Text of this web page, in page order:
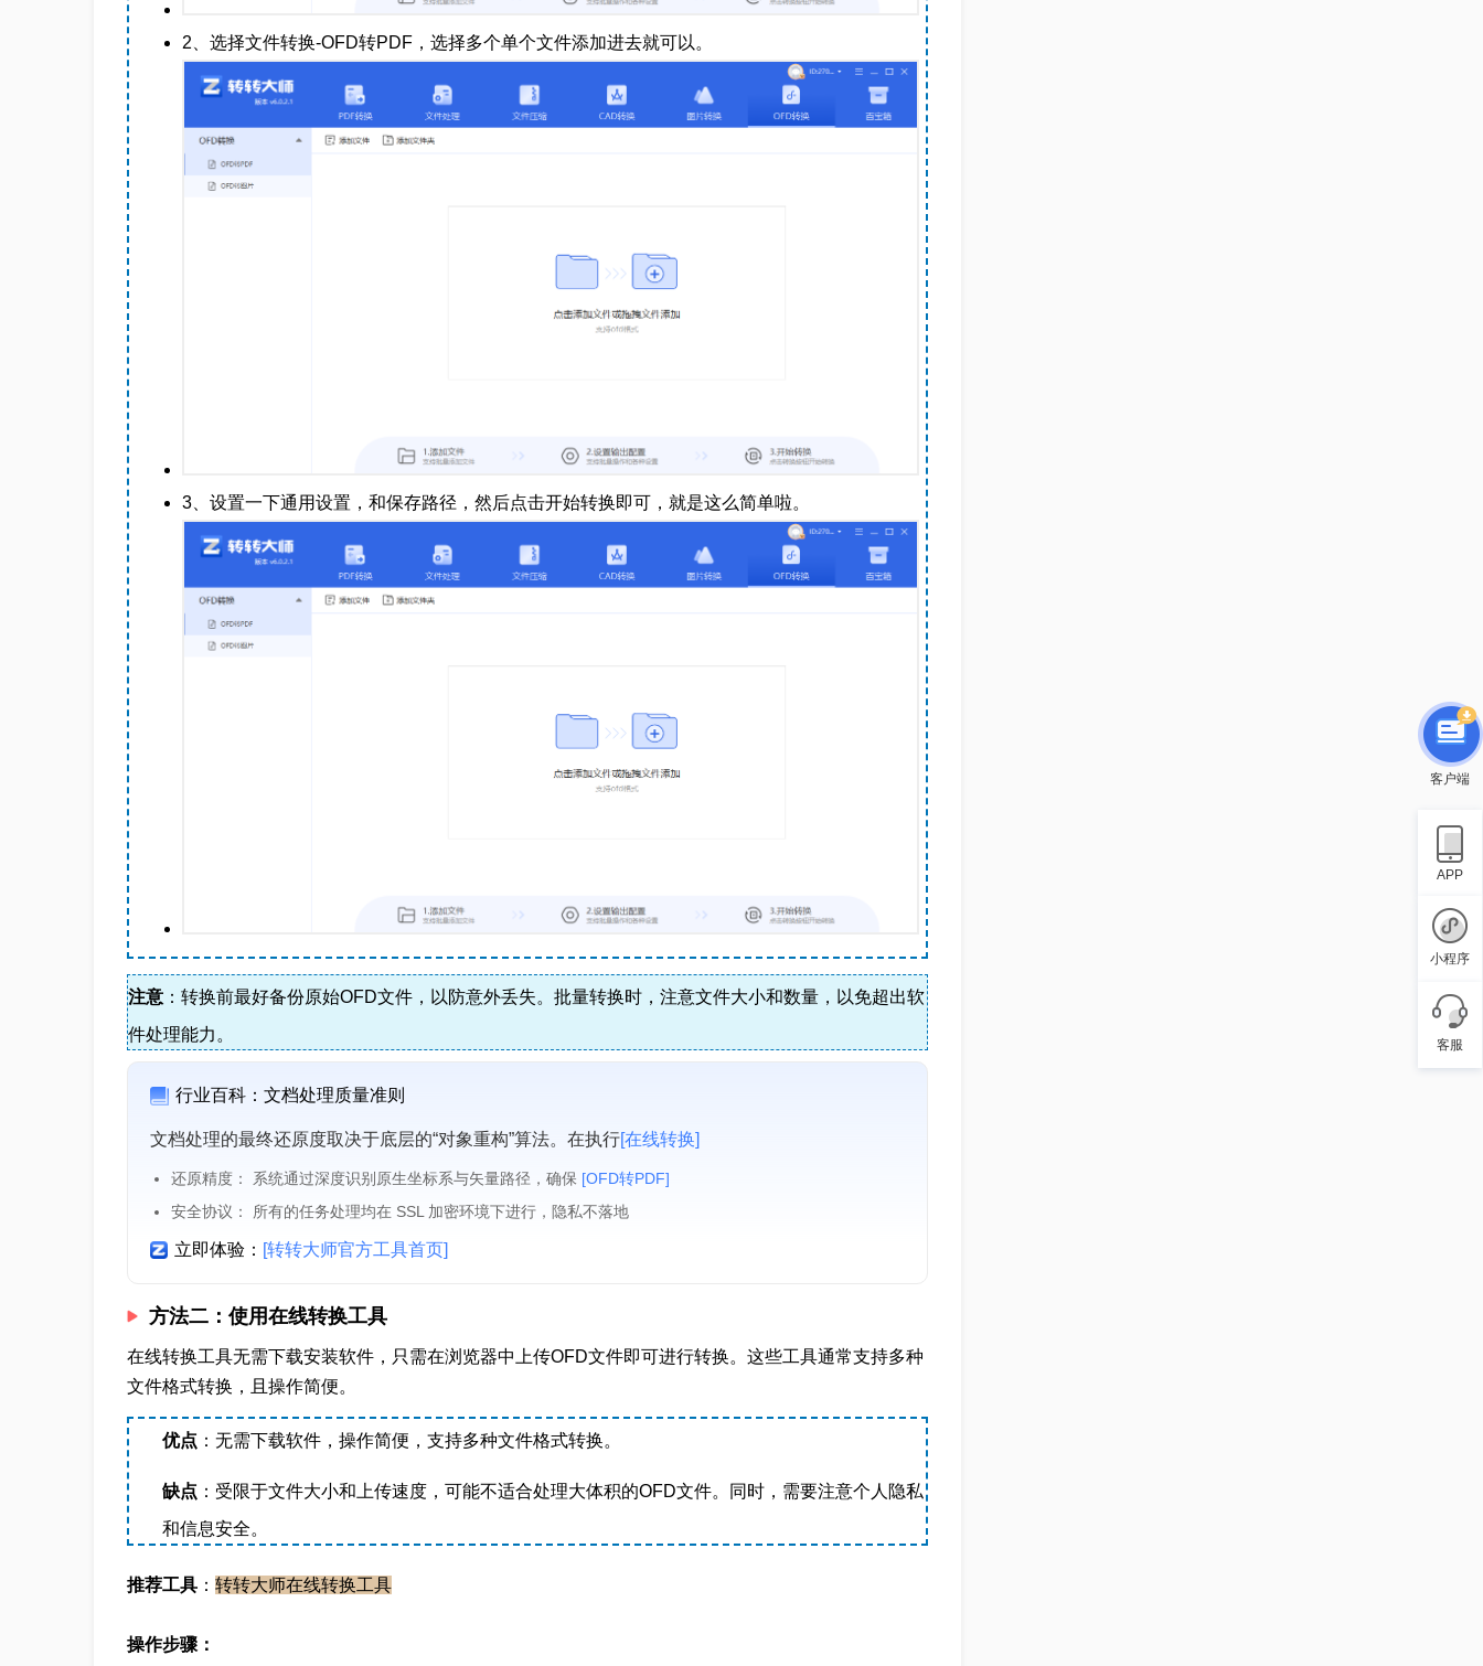
2、选择文件转换-OFD转PDF，选择多个单个文件添加进去就可以。
3、设置一下通用设置，和保存路径，然后点击开始转换即可，就是这么简单啦。
注意：转换前最好备份原始OFD文件，以防意外丢失。批量转换时，注意文件大小和数量，以免超出软
件处理能力。
行业百科：文档处理质量准则
文档处理的最终还原度取决于底层的“对象重构”算法。在执行[在线转换]
还原精度： 系统通过深度识别原生坐标系与矢量路径，确保 [OFD转PDF]
安全协议： 所有的任务处理均在 SSL 加密环境下进行，隐私不落地
立即体验： [转转大师官方工具首页]
方法二：使用在线转换工具
在线转换工具无需下载安装软件，只需在浏览器中上传OFD文件即可进行转换。这些工具通常支持多种
文件格式转换，且操作简便。
优点 ：无需下载软件，操作简便，支持多种文件格式转换。
缺点 ：受限于文件大小和上传速度，可能不适合处理大体积的OFD文件。同时，需要注意个人隐私
和信息安全。
推荐工具： 转转大师在线转换工具
操作步骤：
客户端
APP
小程序
客服